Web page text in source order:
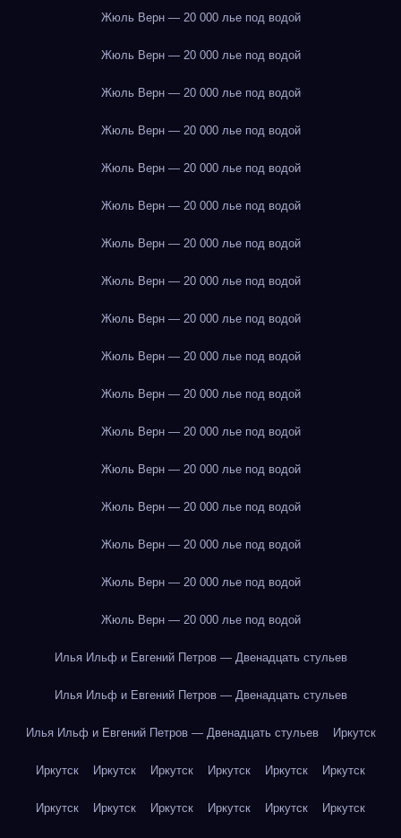
Жюль Верн — 20 000 лье под водой
Жюль Верн — 20 000 лье под водой
Жюль Верн — 20 000 лье под водой
Жюль Верн — 20 000 лье под водой
Жюль Верн — 20 000 лье под водой
Жюль Верн — 20 000 лье под водой
Жюль Верн — 20 000 лье под водой
Жюль Верн — 20 000 лье под водой
Жюль Верн — 20 000 лье под водой
Жюль Верн — 20 000 лье под водой
Жюль Верн — 20 000 лье под водой
Жюль Верн — 20 000 лье под водой
Жюль Верн — 20 000 лье под водой
Жюль Верн — 20 000 лье под водой
Жюль Верн — 20 000 лье под водой
Жюль Верн — 20 000 лье под водой
Жюль Верн — 20 000 лье под водой
Илья Ильф и Евгений Петров — Двенадцать стульев
Илья Ильф и Евгений Петров — Двенадцать стульев
Илья Ильф и Евгений Петров — Двенадцать стульев Иркутск
Иркутск Иркутск Иркутск Иркутск Иркутск Иркутск
Иркутск Иркутск Иркутск Иркутск Иркутск Иркутск